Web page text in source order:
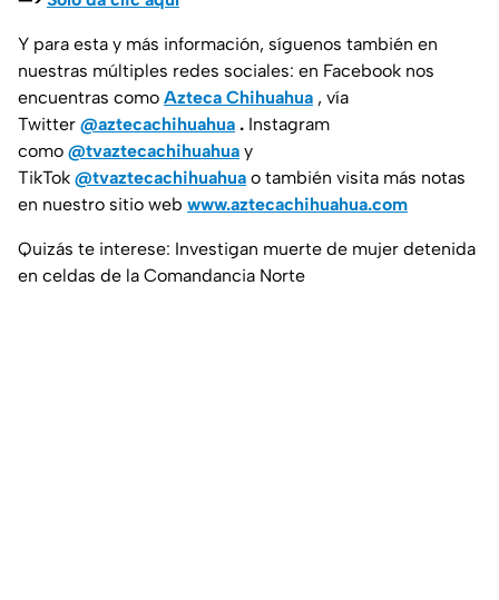
Y para esta y más información, síguenos también en
nuestras múltiples redes sociales: en Facebook nos
encuentras como Azteca Chihuahua , vía
Twitter @aztecachihuahua . Instagram
como @tvaztecachihuahua y
TikTok @tvaztecachihuahua o también visita más notas
en nuestro sitio web www.aztecachihuahua.com
Quizás te interese: Investigan muerte de mujer detenida
en celdas de la Comandancia Norte